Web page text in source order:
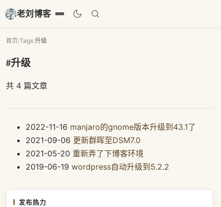
老刘博客
首页/Tags/升级
#升级
共 4 篇文章
2022-11-16 manjaro的gnome版本升级到43.1了
2021-09-06 更新群晖至DSM7.0
2021-05-20 重新弄了下博客环境
2019-06-19 wordpress自动升级到5.2.2
发布热力